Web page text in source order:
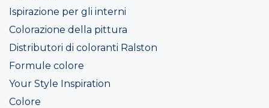
Ispirazione per gli interni
Colorazione della pittura
Distributori di coloranti Ralston
Formule colore
Your Style Inspiration
Colore